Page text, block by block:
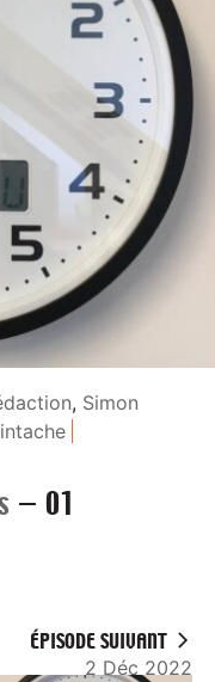
, Simon
— 01
ÉPISODE SUIVANT
2 Déc 2022